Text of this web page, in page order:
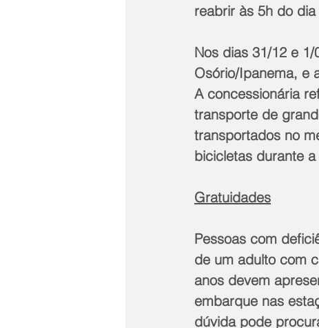
reabrir às 5h do dia
Nos dias 31/12 e
Osório/Ipanema, e
A concessionária
transporte de
transportados no
bicicletas durante
Gratuidades
Pessoas com
de um adulto com
anos devem
embarque nas
dúvida pode